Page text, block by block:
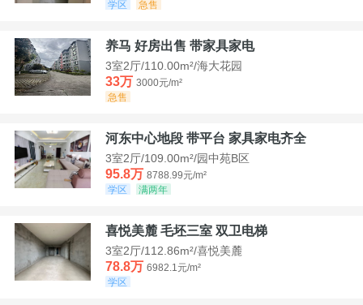
学区
急售
养马 好房出售 带家具家电
3室2厅/110.00m²/海大花园
33万 3000元/m²
急售
河东中心地段 带平台 家具家电齐全
3室2厅/109.00m²/园中苑B区
95.8万 8788.99元/m²
学区
满两年
喜悦美麓 毛坯三室 双卫电梯
3室2厅/112.86m²/喜悦美麓
78.8万 6982.1元/m²
学区